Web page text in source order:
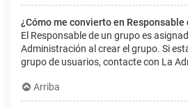
¿Cómo me convierto en Responsable
El Responsable de un grupo es
Administración al crear el grupo. Si
grupo de usuarios, contacte con La
Arriba